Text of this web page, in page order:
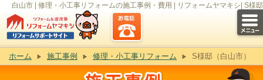
白山市 | 修理・小工事リフォームの施工事例・費用 | リフォームヤマキシ| S様邸
ホーム 施工事例 修理・小工事リフォーム S様邸（白山市）